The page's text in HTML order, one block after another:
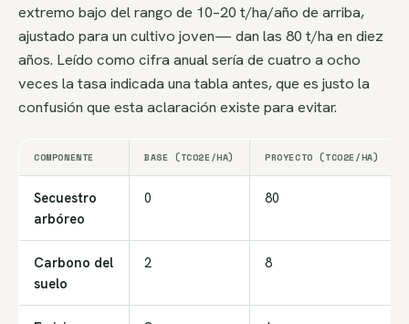
extremo bajo del rango de 10–20 t/ha/año de arriba,
ajustado para un cultivo joven— dan las 80 t/ha en diez
años. Leído como cifra anual sería de cuatro a ocho
veces la tasa indicada una tabla antes, que es justo la
confusión que esta aclaración existe para evitar.
COMPONENTE BASE (TCO2E/HA) PROYECTO (TCO2E/HA)
Secuestro
arbóreo
0 80
Carbono del
suelo
2 8